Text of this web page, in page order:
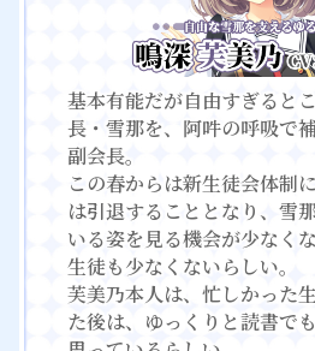
基本有能だが自由すぎると
長・雪那を、阿吽の呼吸で
副会長。
この春からは新生徒会体制
は引退することとなり、雪
いる姿を見る機会が少なく
生徒も少なくないらしい。
芙美乃本人は、忙しかった
た後は、ゆっくりと読書で